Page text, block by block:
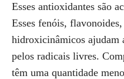
Esses antioxidantes são
Esses fenóis,
hidroxicinâmicos ajudam
pelos radicais livres.
têm uma quantidade